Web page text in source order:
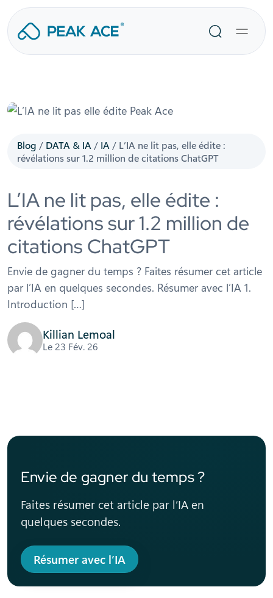
Aller
contenu
Recherche
Blog / DATA & IA / IA / L’IA ne lit pas, elle édite :
révélations sur 1.2 million de citations ChatGPT
L’IA ne lit pas, elle édite :
révélations sur 1.2 million de
citations ChatGPT
Envie de gagner du temps ? Faites résumer cet article
par l’IA en quelques secondes. Résumer avec l’IA 1.
Introduction […]
Killian Lemoal
Le 23 Fév. 26
Envie de gagner du temps ?
Faites résumer cet article par l’IA en
quelques secondes.
Résumer avec l’IA